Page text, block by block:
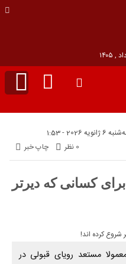
2026 - 1:53
چاپ خبر 0 نظر
کسانی که دیرتر
مستعد رویای قبولی در